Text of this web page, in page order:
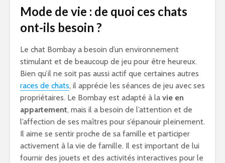
Mode de vie : de quoi ces chats
ont-ils besoin ?
Le chat Bombay a besoin d’un environnement
stimulant et de beaucoup de jeu pour être heureux.
Bien qu’il ne soit pas aussi actif que certaines autres
races de chats, il apprécie les séances de jeu avec ses
propriétaires. Le Bombay est adapté à la vie en
appartement, mais il a besoin de l’attention et de
l’affection de ses maîtres pour s’épanouir pleinement.
Il aime se sentir proche de sa famille et participer
activement à la vie de famille. Il est important de lui
fournir des jouets et des activités interactives pour le